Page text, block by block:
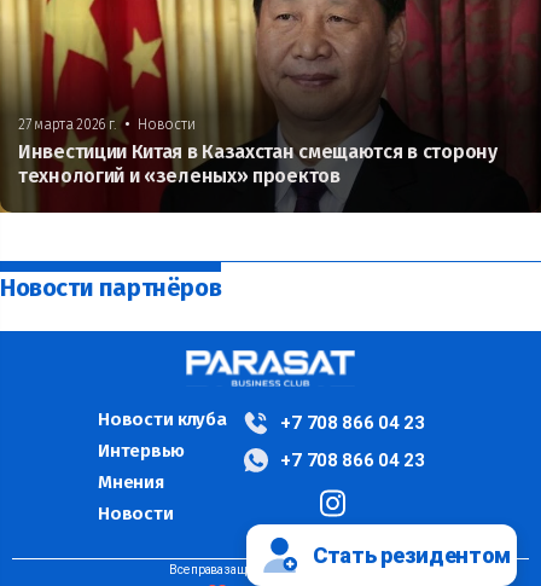
27 марта 2026 г. • Новости
Инвестиции Китая в Казахстан смещаются в сторону
технологий и «зеленых» проектов
Новости партнёров
Новости клуба
Интервью
Мнения
Новости
+7 708 866 04 23
+7 708 866 04 23
Все права защищены ©PARASAT, 2024
Стать резидентом